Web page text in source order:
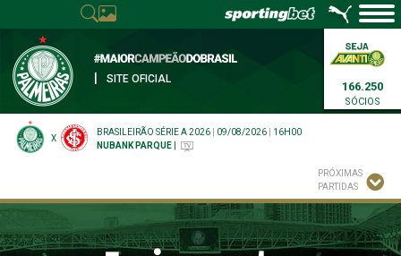
SITE OFICIAL
166.250
SÓCIOS
X
BRASILEIRÃO SÉRIE A 2026 09/08/2026
16H00
NUBANK PARQUE
PRÓXIMAS
PARTIDAS